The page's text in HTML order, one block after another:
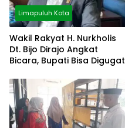
Limapuluh Kota
Wakil Rakyat H. Nurkholis
Dt. Bijo Dirajo Angkat
Bicara, Bupati Bisa Digugat